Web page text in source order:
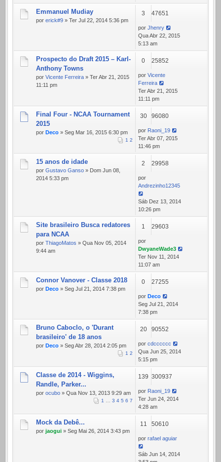
Emmanuel Mudiay
por erick#9 » Ter Jul 22, 2014 5:36 pm
3 47651
por Jhenry
Qua Abr 22, 2015
5:13 am
Prospecto do Draft 2015 – Karl-
Anthony Towns
por Vicente Ferreira » Ter Abr 21, 2015
11:11 pm
0 25852
por Vicente
Ferreira
Ter Abr 21, 2015
11:11 pm
Final Four - NCAA Tournament
2015
por Deco » Seg Mar 16, 2015 6:30 pm
1 2
30 96080
por Raoni_19
Ter Abr 07, 2015
11:46 pm
15 anos de idade
por Gustavo Ganso » Dom Jun 08,
2014 5:33 pm
2 29958
por
Andrezinho12345
Sáb Dez 13, 2014
10:26 pm
Site brasileiro Busca redatores
para NCAA
por ThiagoMatos » Qua Nov 05, 2014
9:44 am
1 29603
por
DwyaneWade3
Ter Nov 11, 2014
11:07 am
Connor Vanover - Classe 2018
por Deco » Seg Jul 21, 2014 7:38 pm
0 27255
por Deco
Seg Jul 21, 2014
7:38 pm
Bruno Caboclo, o 'Durant
brasileiro' de 18 anos
por Deco » Seg Abr 28, 2014 2:05 pm
1 2
20 90552
por cdcccccc
Qua Jun 25, 2014
5:15 pm
Classe de 2014 - Wiggins,
Randle, Parker...
por ocubo » Qua Nov 13, 2013 9:29 am
1 … 3 4 5 6 7
139 300937
por Raoni_19
Ter Jun 24, 2014
4:28 am
Mock da Debê...
por jaogui » Seg Mai 26, 2014 3:43 pm
11 50610
por rafael aguiar
Sáb Jun 14, 2014